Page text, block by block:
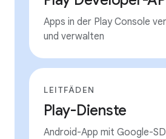
Apps in der Play Console
und verwalten
LEITFÄDEN
Play-Dienste
Android-App mit Google-